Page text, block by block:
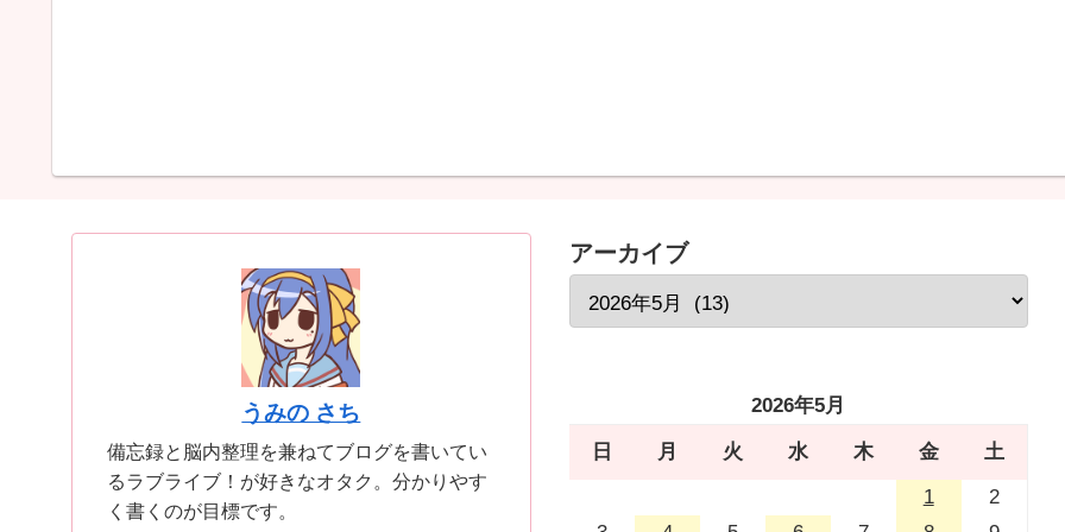
うみの さち
備忘録と脳内整理を兼ねてブログを書いてい
るラブライブ！が好きなオタク。分かりやす
く書くのが目標です。
アーカイブ
2026年5月
日 月 火 水 木 金
土
1
2